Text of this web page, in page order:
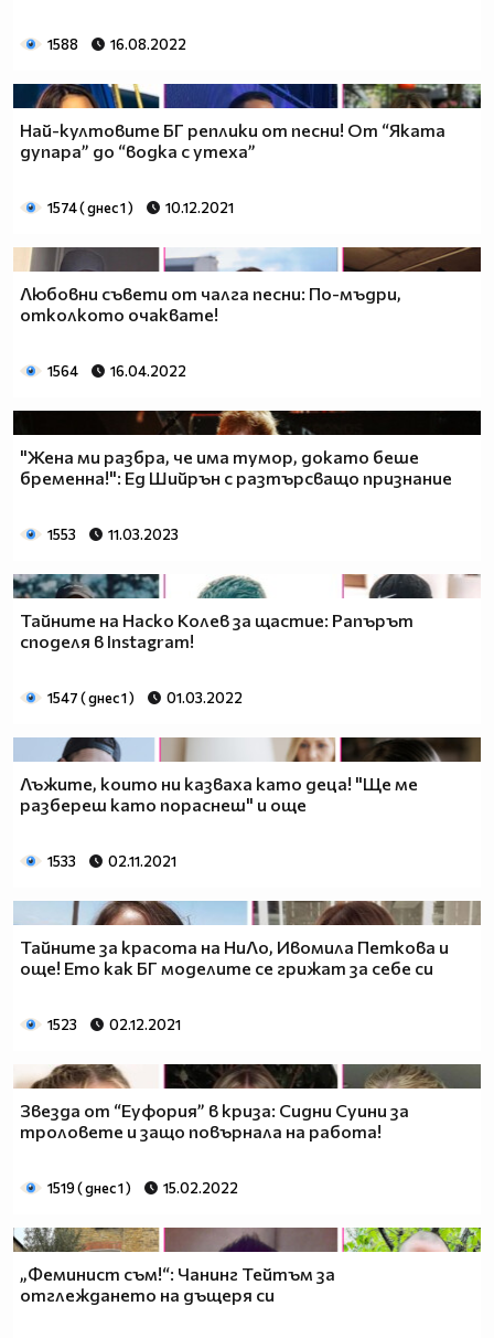
1588 16.08.2022
Най-култовите БГ реплики от песни! От “Яката
дупара” до “водка с утеха”
1574 ( днес 1 ) 10.12.2021
Любовни съвети от чалга песни: По-мъдри,
отколкото очаквате!
1564 16.04.2022
"Жена ми разбра, че има тумор, докато беше
бременна!": Ед Шийрън с разтърсващо признание
1553 11.03.2023
Тайните на Наско Колев за щастие: Рапърът
споделя в Instagram!
1547 ( днес 1 ) 01.03.2022
Лъжите, които ни казваха като деца! "Ще ме
разбереш като пораснеш" и още
1533 02.11.2021
Тайните за красота на НиЛо, Ивомила Петкова и
още! Ето как БГ моделите се грижат за себе си
1523 02.12.2021
Звезда от “Еуфория” в криза: Сидни Суини за
троловете и защо повърнала на работа!
1519 ( днес 1 ) 15.02.2022
„Феминист съм!“: Чанинг Тейтъм за
отглеждането на дъщеря си